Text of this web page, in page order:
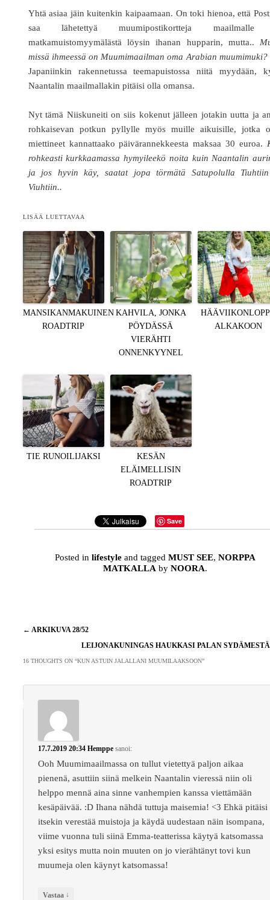
Yhtä asiaa jäin kuitenkin kaipaamaan. On toki hienoa, että
saa lähetettyä muumipostikortteja
matkamuistomyymälästä löysin ihanan hupparin, mutta..
missä ihmeessä on Muumimaailman oma Arabian muumimuki?
Japaniinkin rakennetussa teemapuistossa niitä myydään,
Naantalin maailmallakin pitäisi olla omansa.
Nyt tämä Niiskuneiti on siis kokenut jälleen jotakin uutta ja
rohkaisevan potkun pyllylle myös muille aikuisille, jotka
miettineet kannattaako päivärannekkeesta maksaa 30 euroa.
rohkeasti kurkkaamassa hymyileekö noita kuin Naantalin
ja jos hyvin käy, saatat jopa törmätä Satupolulla
Viuhtiin..
LISÄÄ LUETTAVAA
MANSIKANMAKUINEN
ROADTRIP
KAHVILA, JONKA
PÖYDÄSSÄ
VIERÄHTI
ONNENKYYNEL
ALKAKOON
TIE RUNOILIJAKSI
KESÄN
ELÄIMELLISIN
ROADTRIP
Save
Posted in lifestyleand tagged MUST SEE, NORPPA
MATKALLA by NOORA.
Artikkelien
← ARKIKUVA 28/52
LEIJONAKUNINGAS HAUKKASI PALAN
16 THOUGHTS ON “KUN ASTUIN JALALLANI MUUMILAAKSOON”
17.7.2019 20:34 Hemppe sanoi:
Ooh Muumimaailmassa on tullut vietettyä paljon aikaa
pienenä, asuttiin siinä melkein Naantalin vieressä niin oli
helppo mennä aina sinne vanhempien kanssa viettämään
kesäpäivää. :D Ihana nähdä tuttuja maisemia! <3 Ehkä pitäisi
itsekin verestää muistoja ja käydä uudestaan näin isompana,
viime vuonna tuli siinä Emma-teatterissa käytyä katsomassa
yksi esitys mutta noin muuten on jo vierähtänyt tovi kun
muumeja olen käynyt katsomassa!
Vastaa ↓